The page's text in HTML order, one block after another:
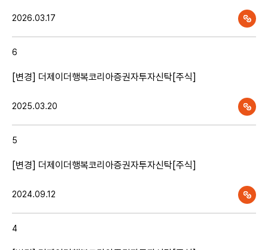
2026.03.17
6
[변경] 더제이더행복코리아증권자투자신탁[주식]
2025.03.20
5
[변경] 더제이더행복코리아증권자투자신탁[주식]
2024.09.12
4
1개월 3개월 6개월 1년